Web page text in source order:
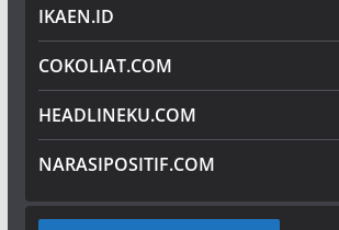
IKAEN.ID
COKOLIAT.COM
HEADLINEKU.COM
NARASIPOSITIF.COM